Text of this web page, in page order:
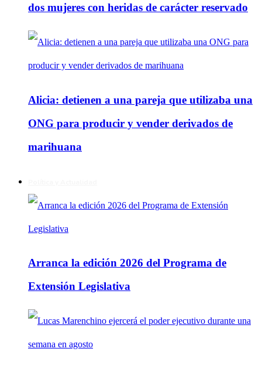
dos mujeres con heridas de carácter reservado
Alicia: detienen a una pareja que utilizaba una
ONG para producir y vender derivados de
marihuana
Arranca la edición 2026 del Programa de
Extensión Legislativa